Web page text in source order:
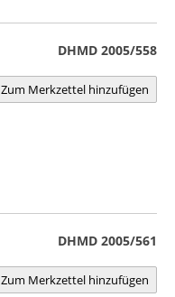
DHMD 2005/558
Zum Merkzettel hinzufügen
DHMD 2005/561
Zum Merkzettel hinzufügen